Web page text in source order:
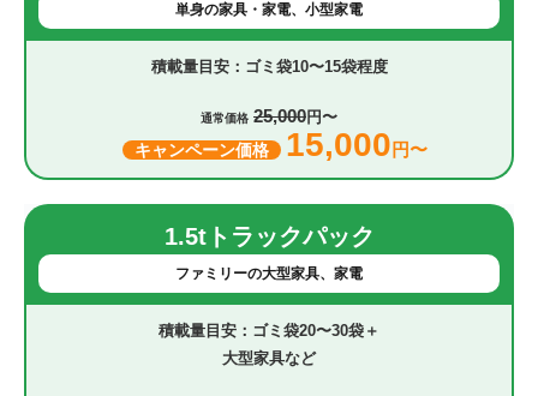
単身の家具・家電、小型家電
ゴミ袋10〜15袋程度
通常価格 25,000円〜
キャンペーン価格 15,000 円〜
1.5tトラックパック
ファミリーの大型家具、家電
ゴミ袋20〜30袋＋
大型家具など